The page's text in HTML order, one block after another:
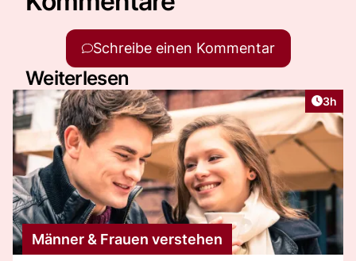
Schreibe einen Kommentar
Weiterlesen
3h
Männer & Frauen verstehen